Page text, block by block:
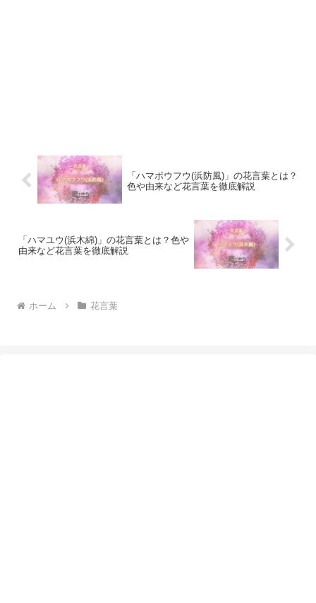
「ハマボウフウ(浜防風)」の花言葉とは？
色や由来など花言葉を徹底解説
「ハマユウ(浜木綿)」の花言葉とは？色や
由来など花言葉を徹底解説
ホーム 花言葉